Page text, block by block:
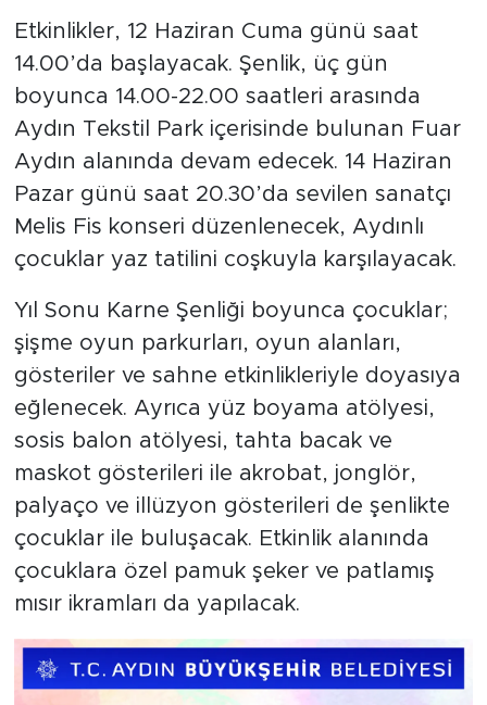
Etkinlikler, 12 Haziran Cuma günü saat
14.00’da başlayacak. Şenlik, üç gün
boyunca 14.00-22.00 saatleri arasında
Aydın Tekstil Park içerisinde bulunan Fuar
Aydın alanında devam edecek. 14 Haziran
Pazar günü saat 20.30’da sevilen sanatçı
Melis Fis konseri düzenlenecek, Aydınlı
çocuklar yaz tatilini coşkuyla karşılayacak.
Yıl Sonu Karne Şenliği boyunca çocuklar;
şişme oyun parkurları, oyun alanları,
gösteriler ve sahne etkinlikleriyle doyasıya
eğlenecek. Ayrıca yüz boyama atölyesi,
sosis balon atölyesi, tahta bacak ve
maskot gösterileri ile akrobat, jonglör,
palyaço ve illüzyon gösterileri de şenlikte
çocuklar ile buluşacak. Etkinlik alanında
çocuklara özel pamuk şeker ve patlamış
mısır ikramları da yapılacak.